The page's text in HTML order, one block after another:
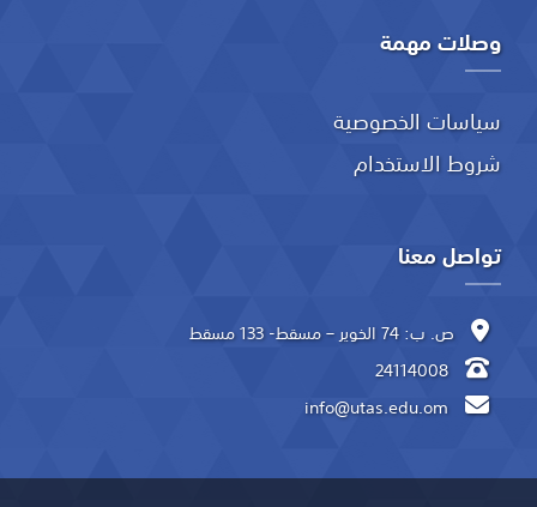
وصلات مهمة
سياسات الخصوصية
شروط الاستخدام
تواصل معنا
ص. ب: 74 الخوير – مسقط- 133 مسقط
24114008